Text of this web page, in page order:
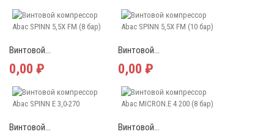
Винтовой...
0,00 ₽
Винтовой...
0,00 ₽
Винтовой... Винтовой...